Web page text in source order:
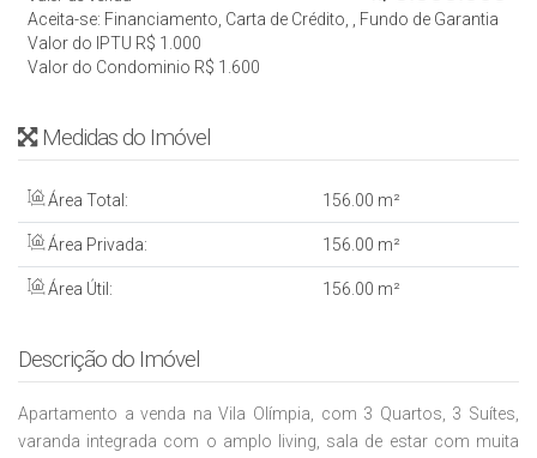
Aceita-se: Financiamento, Carta de Crédito, , Fundo de Garantia
Valor do IPTU R$ 1.000
Valor do Condominio R$ 1.600
Medidas do Imóvel
Área Total: 156.00 m²
Área Privada: 156.00 m²
Área Útil: 156.00 m²
Descrição do Imóvel
Apartamento a venda na Vila Olímpia, com 3 Quartos, 3 Suítes,
varanda integrada com o amplo living, sala de estar com muita